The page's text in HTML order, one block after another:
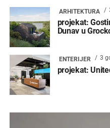
ARHITEKTURA
projekat:
Dunav u
ENTERIJER 3
projekat: